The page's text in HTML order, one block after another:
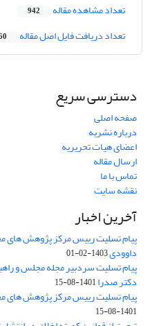
تعداد مشاهده مقاله 942
تعداد دریافت فایل اصل مقاله
دسترسی سریع
صفحه اصلی
درباره نشریه
اعضای هیات تحریریه
ارسال مقاله
تماس با ما
نقشه سایت
آخرین اخبار
پیام تسلیت رییس مرکز پژوهش
داوودی1403-02-01
پیام تسلیت سردبیر مجله مجلس و
دکتر صدرا1401-08-15
پیام تسلیت رییس مرکز پژوهش
1401-08-15